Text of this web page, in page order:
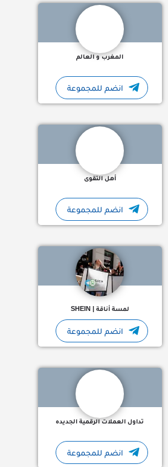
المغرب و العالم
انضم للمجموعة
أهل التقوى
أهل التقوى 🕊️ "وَتَزَوَّدُوا فَإِنَّ خَيْرَ
انضم للمجموعة
لمسة أناقة | SHEIN
انضم للمجموعة
تداول العملات الرقمية الجديده
نرسم المستقبل من خلال
انضم للمجموعة
💎 عروض ومنتجات مختارة بعناية 🔥 خصومات تصل حتى 70% 🛍️ إكسسوارات